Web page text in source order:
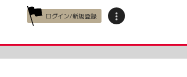
ログイン/新規登録